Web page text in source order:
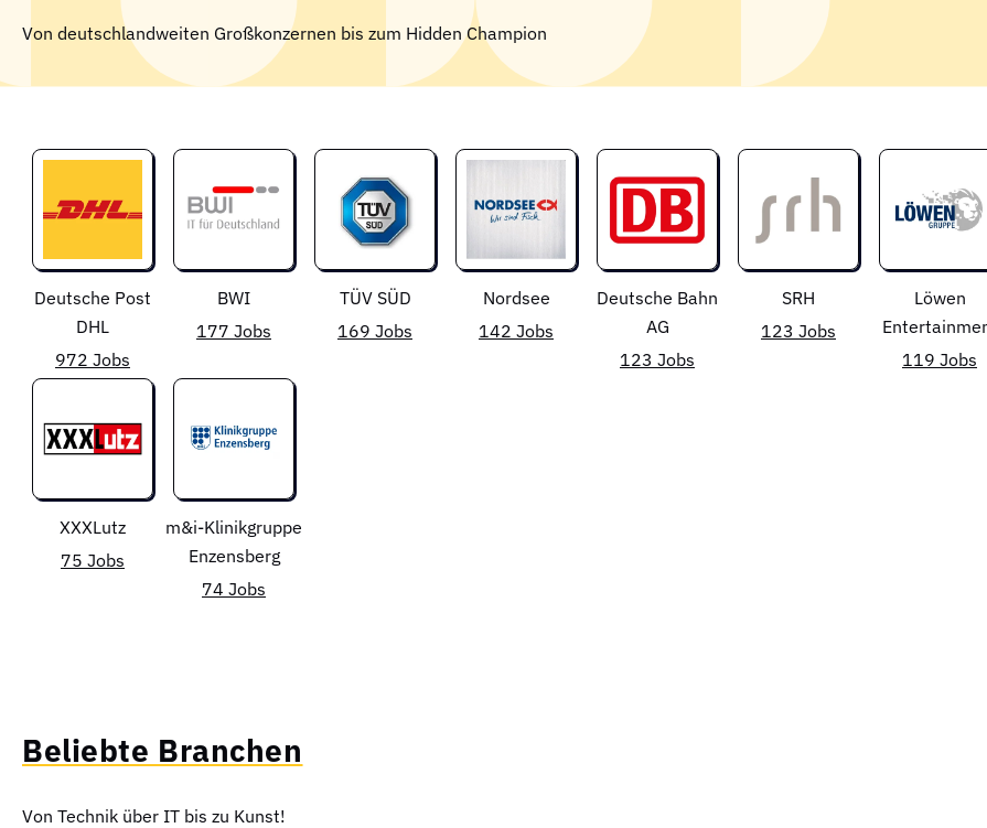
Von deutschlandweiten Großkonzernen bis zum Hidden Champion
Deutsche Post
DHL
972 Jobs
BWI
177 Jobs
TÜV SÜD
169 Jobs
Nordsee
142 Jobs
Deutsche Bahn
AG
123 Jobs
SRH
123 Jobs
Löwen
119 Jobs
XXXLutz
75 Jobs
m&i-Klinikgruppe
Enzensberg
74 Jobs
Beliebte Branchen
Von Technik über IT bis zu Kunst!